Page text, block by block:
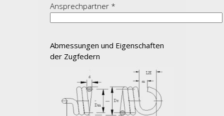
Ansprechpartner *
Abmessungen und Eigenschaften
der Zugfedern